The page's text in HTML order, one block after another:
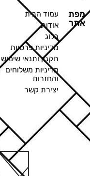
מפת
אתר
עמוד הבית
אודות
בלוג
מדיניות פרטיות
תקנון ותנאי שימוש
מדיניות משלוחים
והחזרות
יצירת קשר